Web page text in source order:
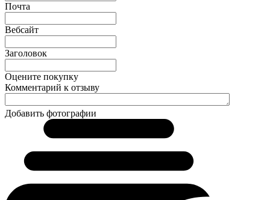
Почта
Вебсайт
Заголовок
Оцените покупку
Комментарий к отзыву
Добавить фотографии